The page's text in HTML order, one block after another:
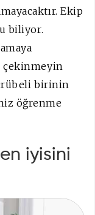
Ekip
biliyor.
çekinmeyin
birinin
öğrenme
iyisini